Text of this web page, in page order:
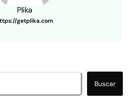
Plika
getplika.com
Buscar